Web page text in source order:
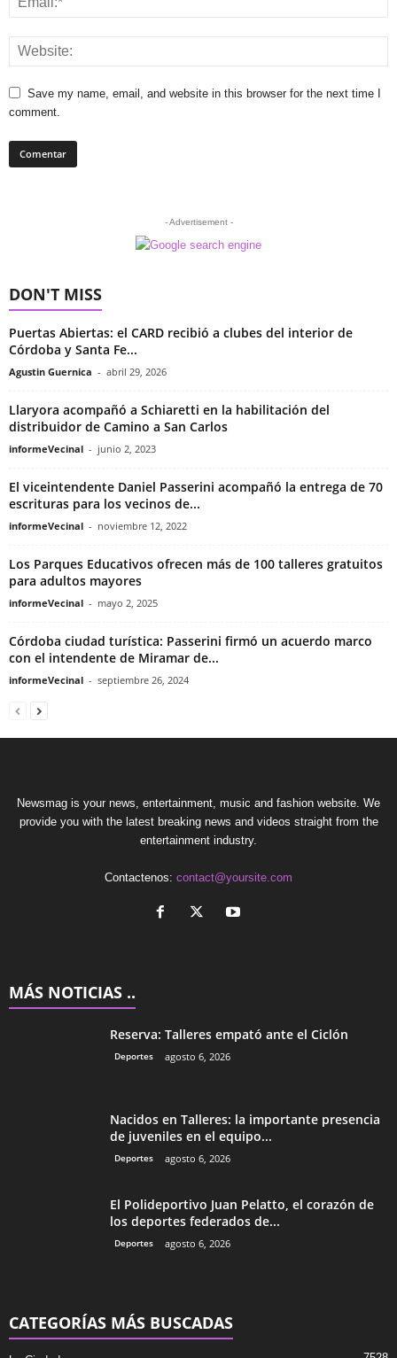
Save my name, email, and website in this browser for the next time I
comment.
- Advertisement -
DON'T MISS
Puertas Abiertas: el CARD recibió a clubes del interior de
Córdoba y Santa Fe...
Agustin Guernica - abril 29, 2026
Llaryora acompañó a Schiaretti en la habilitación del
distribuidor de Camino a San Carlos
informeVecinal - junio 2, 2023
El viceintendente Daniel Passerini acompañó la entrega de 70
escrituras para los vecinos de...
informeVecinal - noviembre 12, 2022
Los Parques Educativos ofrecen más de 100 talleres gratuitos
para adultos mayores
informeVecinal - mayo 2, 2025
Córdoba ciudad turística: Passerini firmó un acuerdo marco
con el intendente de Miramar de...
informeVecinal - septiembre 26, 2024
Newsmag is your news, entertainment, music and fashion website. We
provide you with the latest breaking news and videos straight from the
entertainment industry.
Contactenos: contact@yoursite.com
MÁS NOTICIAS ..
Reserva: Talleres empató ante el Ciclón
Deportes agosto 6, 2026
Nacidos en Talleres: la importante presencia
de juveniles en el equipo...
Deportes agosto 6, 2026
El Polideportivo Juan Pelatto, el corazón de
los deportes federados de...
Deportes agosto 6, 2026
CATEGORÍAS MÁS BUSCADAS